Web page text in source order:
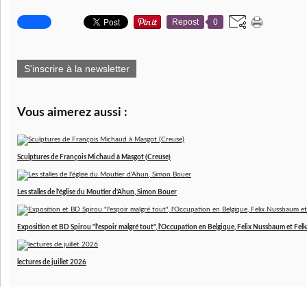
Repost 0
S'inscrire à la newsletter
Vous aimerez aussi :
Sculptures de François Michaud à Masgot (Creuse)
Les stalles de l'église du Moutier d'Ahun, Simon Bouer
Exposition et BD Spirou "l'espoir malgré tout", l'Occupation en Belgique, Felix Nussbaum et
lectures de juillet 2026